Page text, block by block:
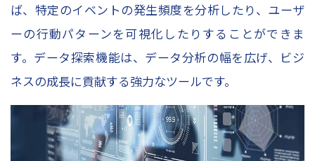
ば、特定のイベントの発生頻度を分析したり、ユーザ
ーの行動パターンを可視化したりすることができま
す。データ探索機能は、データ分析の幅を広げ、ビジ
ネスの成長に貢献する強力なツールです。